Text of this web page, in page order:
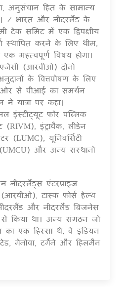
अनुसंधान हित के सामान्य
/ भारत और नीदरलैंड के
टेक समिट में एक द्विपक्षीय
स्थापित करने के लिए थीम,
एक महत्वपूर्ण विषय होगा।
(आरवीओ) दोनों
के वित्तपोषण के लिए
ओर से पीआई का समर्थन
यात्रा पर कहा।
इंस्टीट्यूट फॉर पब्लिक
इंट्रावैक, लीडेन
(LUMC), यूनिवर्सिटी
और अन्य संस्थानों
एंटरप्राइज
टास्क फोर्स हेल्थ
और नीदरलैंड बिजनेस
से किया था। अन्य संगठन जो
का एक हिस्सा थे, वे इंडियन
गेनोवा, टर्गेने और हिलमैन